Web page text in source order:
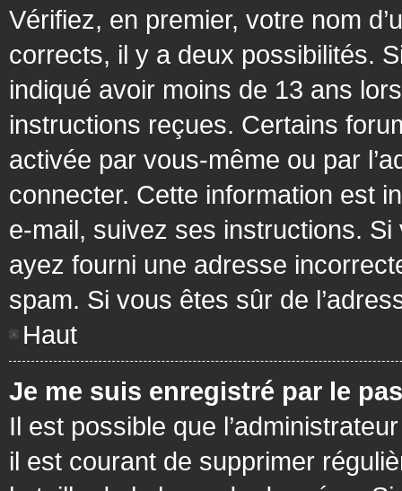
Vérifiez, en premier, votre nom
corrects, il y a deux possibilités.
indiqué avoir moins de 13 ans
instructions reçues. Certains
activée par vous-même ou par
connecter. Cette information est
e-mail, suivez ses instructions. Si
ayez fourni une adresse
spam. Si vous êtes sûr de
Haut
Je me suis enregistré par le
Il est possible que
il est courant de supprimer